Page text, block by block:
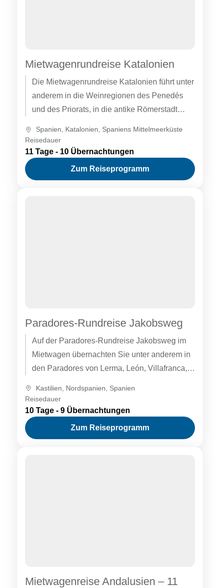
Mietwagenrundreise Katalonien
Die Mietwagenrundreise Katalonien führt unter
anderem in die Weinregionen des Penedés
und des Priorats, in die antike Römerstadt
Cardona, nach...
Spanien, Katalonien, Spaniens Mittelmeerküste
Reisedauer
11 Tage - 10 Übernachtungen
Zum Reiseprogramm
Paradores-Rundreise Jakobsweg
Auf der Paradores-Rundreise Jakobsweg im
Mietwagen übernachten Sie unter anderem in
den Paradores von Lerma, León, Villafranca,
Compostela. Fordern Sie...
Kastilien Nordspanien
Spanien
Reisedauer
10 Tage - 9 Übernachtungen
Zum Reiseprogramm
Mietwagenreise Andalusien – 11